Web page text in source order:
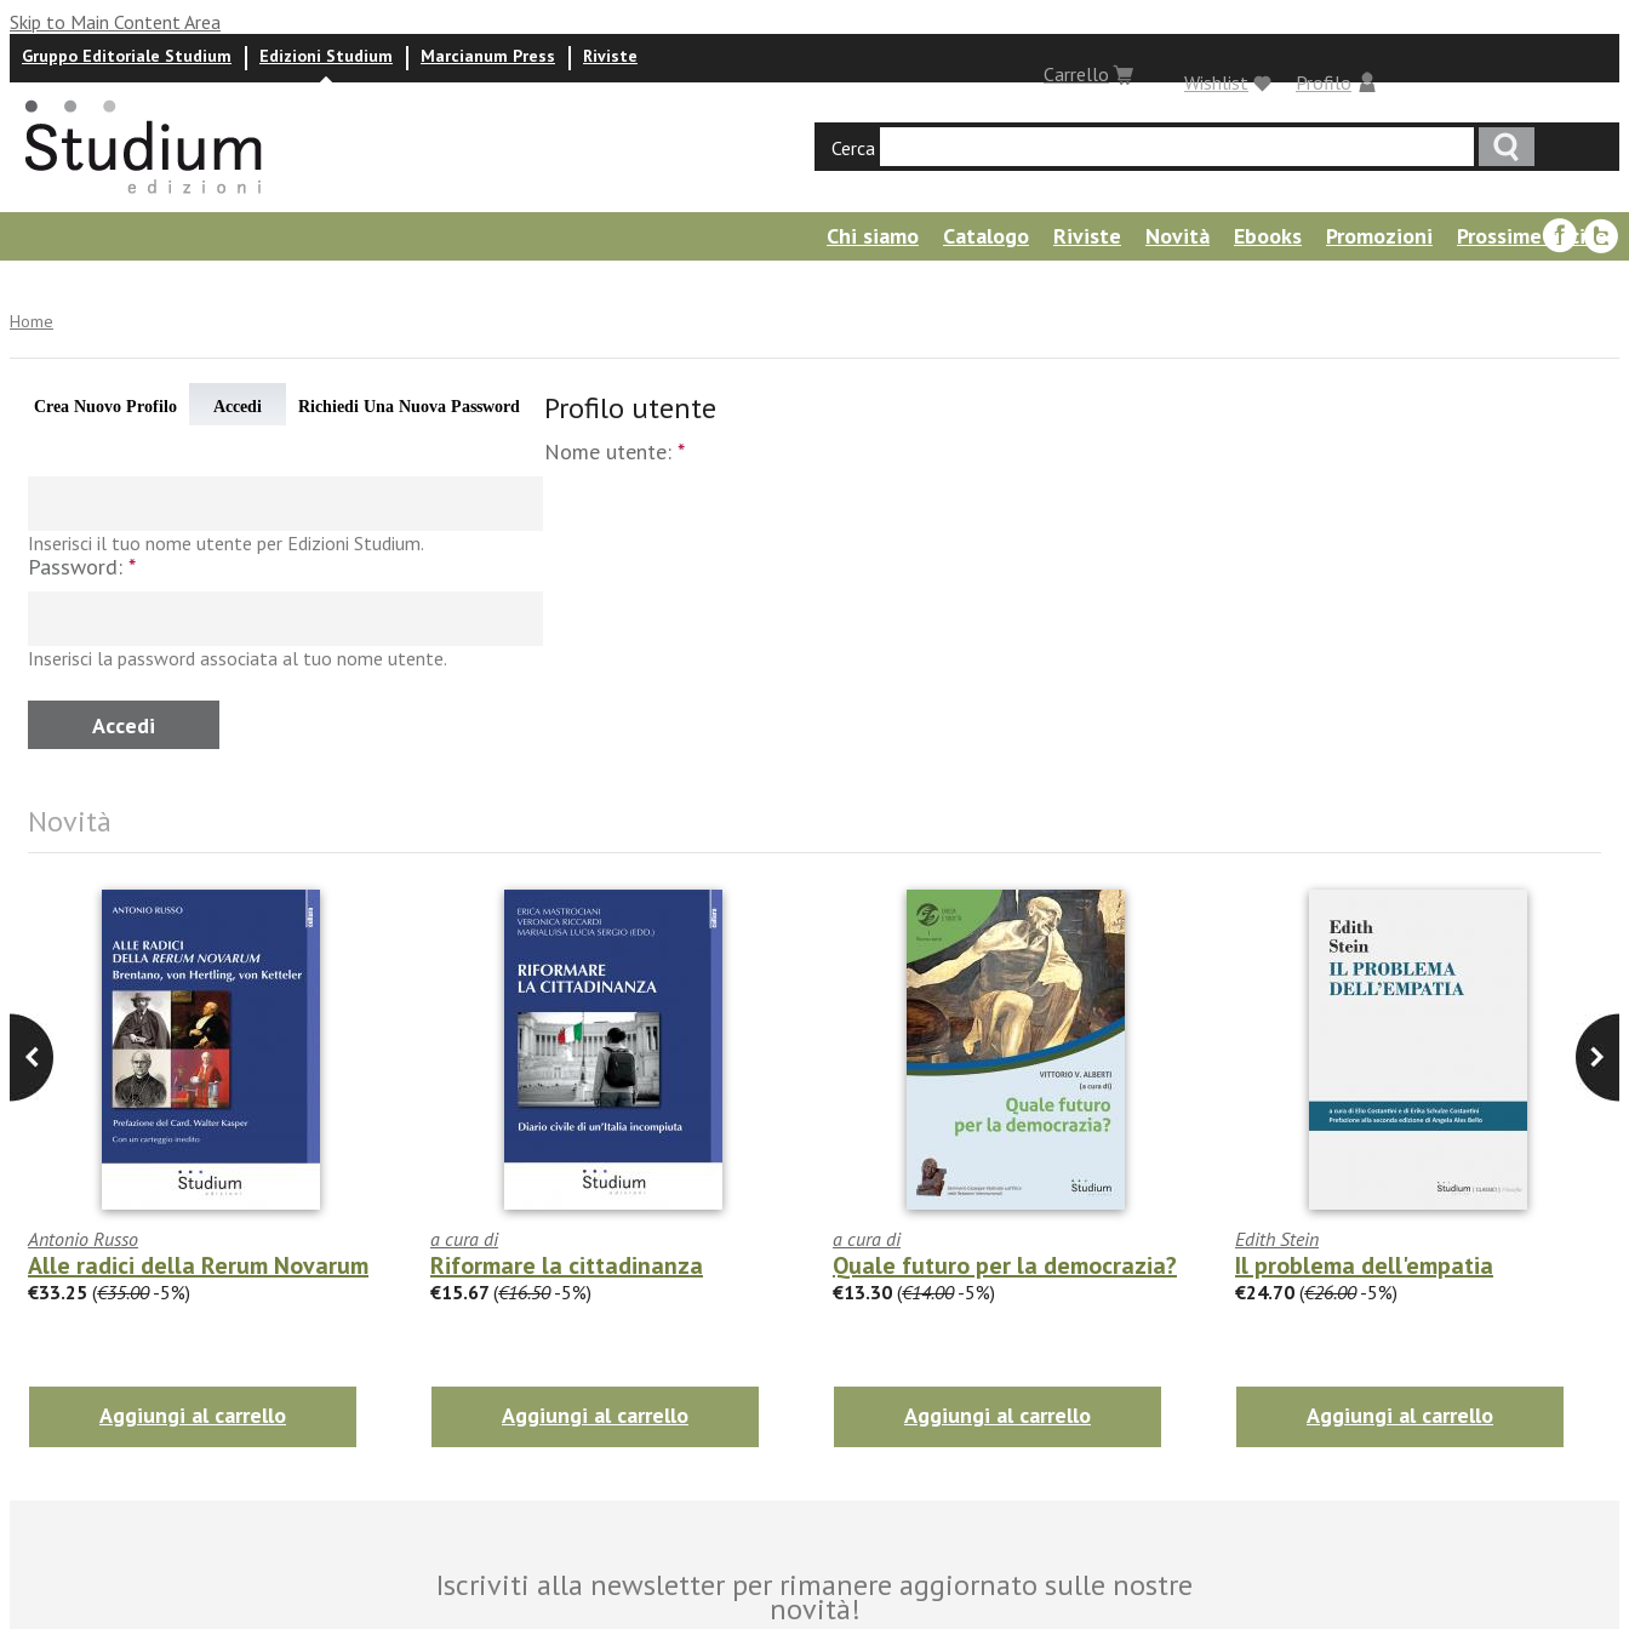
Skip to Main Content Area
Carrello
Gruppo Editoriale Studium Edizioni Studium Marcianum Press Riviste
Profilo
Wishlist
Cerca
Chi siamo Catalogo Riviste Novità Ebooks Promozioni
Prossime uscite
Home
Crea Nuovo Profilo Accedi Richiedi Una Nuova Password Profilo utente
Nome utente: *
Inserisci il tuo nome utente per Edizioni Studium.
Password: *
Inserisci la password associata al tuo nome utente.
Novità
Antonio Russo
Alle radici della Rerum Novarum
€33.25 (€35.00-5%)
Aggiungi al carrello
a cura di
Riformare la cittadinanza
€15.67 (€16.50-5%)
Aggiungi al carrello
a cura di
Quale futuro per la democrazia?
€13.30 (€14.00-5%)
Aggiungi al carrello
Edith Stein
Il problema dell'empatia
€24.70 (€26.00-5%)
Aggiungi al carrello
Iscriviti alla newsletter per rimanere aggiornato sulle nostre
novità!